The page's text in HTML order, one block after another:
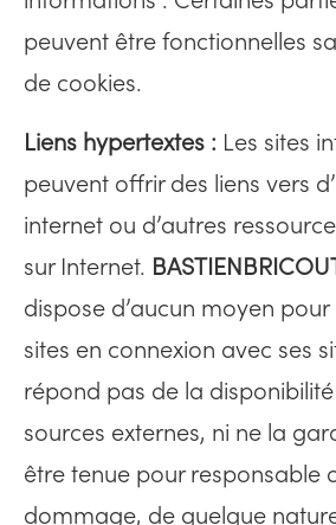
peuvent être fonctionnelles
de cookies.
Liens hypertextes : Les sites
peuvent offrir des liens vers
internet ou d’autres
sur Internet.
dispose d’aucun moyen
sites en connexion avec ses
répond pas de la
sources externes, ni ne la
être tenue pour responsable
dommage, de quelque